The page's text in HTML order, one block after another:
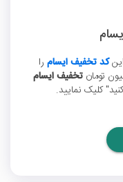
کد تخفیف ایسام را
تخفیف ایسام
کلیک نمایید.